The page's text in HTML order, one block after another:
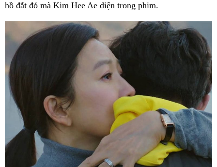
hồ đắt đỏ mà Kim Hee Ae diện trong phim.